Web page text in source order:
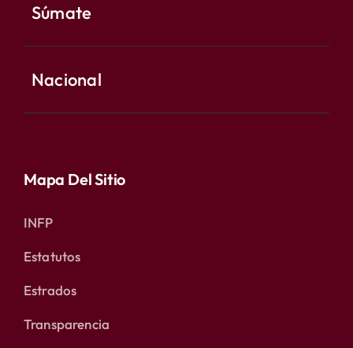
Súmate
Nacional
Mapa Del Sitio
INFP
Estatutos
Estrados
Transparencia